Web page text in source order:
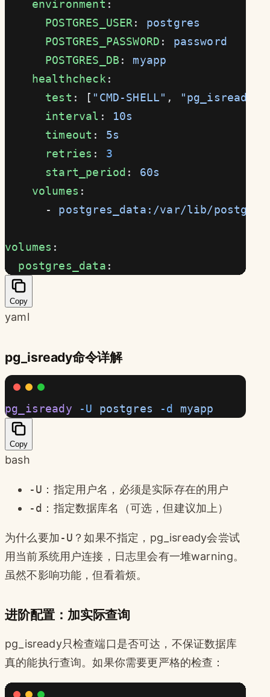
    environment
:
      POSTGRES_USER
: postgres
      POSTGRES_PASSWORD
: password
      POSTGRES_DB
: myapp
    healthcheck
:
      test
: [ "CMD-SHELL" ,
"pg_isready -
      interval
: 10s
      timeout
: 5s
      retries
: 3
      start_period
: 60s
    volumes
:
      -
postgres_data:/var/lib/
volumes :
  postgres_data
:
Copy
yaml
pg_isready命令详解
pg_isready -U postgres -d myapp
Copy
bash
-U ：指定用户名，必须是实际存在的用户
-d ：指定数据库名（可选，但建议加上）
为什么要加 -U ？如果不指定，pg_isready会尝试
用当前系统用户连接，日志里会有一堆warning。
虽然不影响功能，但看着烦。
进阶配置：加实际查询
pg_isready只检查端口是否可达，不保证数据库
真的能执行查询。如果你需要更严格的检查：